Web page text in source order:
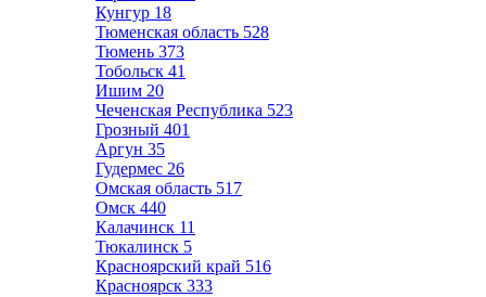
Кунгур 18
Тюменская область 528
Тюмень 373
Тобольск 41
Ишим 20
Чеченская Республика 523
Грозный 401
Аргун 35
Гудермес 26
Омская область 517
Омск 440
Калачинск 11
Тюкалинск 5
Красноярский край 516
Красноярск 333